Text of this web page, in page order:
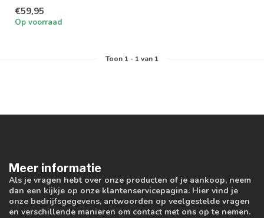
werkplaatsen en...
€59,95
Op voorraad
Toon 1- 1van 1
Meer informatie
Als je vragen hebt over onze producten of je aankoop, neem
dan een kijkje op onze klantenservicepagina. Hier vind je
onze bedrijfsgegevens, antwoorden op veelgestelde vragen
en verschillende manieren om contact met ons op te nemen.